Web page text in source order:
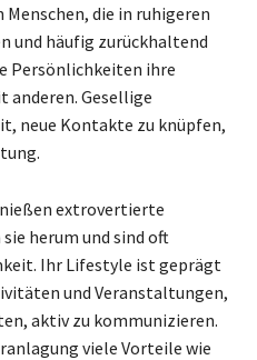
die in ruhigeren
und häufig zurückhaltend
Persönlichkeiten ihre
Gesellige
neue Kontakte zu knüpfen,
extrovertierte
sie herum und sind oft
Ihr Lifestyle ist geprägt
und Veranstaltungen,
aktiv zu kommunizieren.
viele Vorteile wie